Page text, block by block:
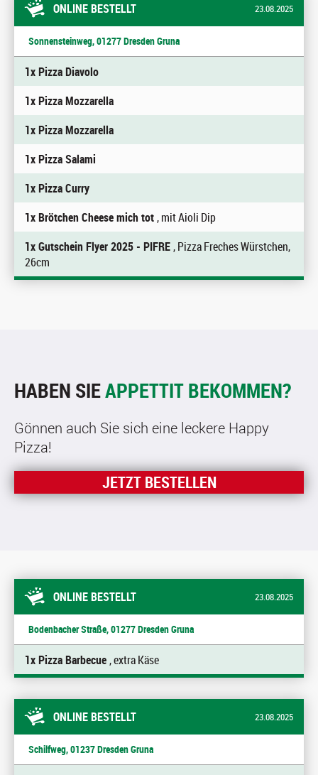
ONLINE BESTELLT 23.08.2025
Sonnensteinweg, 01277 Dresden Gruna
1x Pizza Diavolo
1x Pizza Mozzarella
1x Pizza Mozzarella
1x Pizza Salami
1x Pizza Curry
1x Brötchen Cheese mich tot, mit Aioli Dip
1x Gutschein Flyer 2025 - PIFRE, Pizza Freches Würstchen,
26cm
HABEN SIEAPPETTIT BEKOMMEN?
Gönnen auch Sie sich eine leckere Happy
Pizza!
JETZT BESTELLEN
ONLINE BESTELLT 23.08.2025
Bodenbacher Straße, 01277 Dresden Gruna
1x Pizza Barbecue, extra Käse
ONLINE BESTELLT 23.08.2025
Schilfweg, 01237 Dresden Gruna